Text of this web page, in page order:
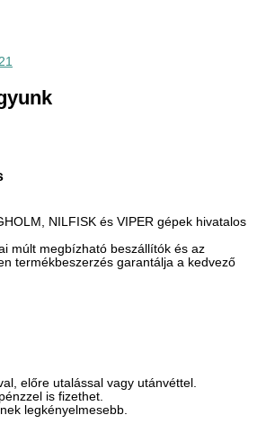
NILFISK és VIPER gépek hivatalos
múlt megbízható beszállítók és az
termékbeszerzés garantálja a kedvező
előre utalással vagy utánvéttel.
is fizethet.
legkényelmesebb.